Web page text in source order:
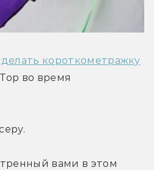
короткометражку
во время
вами в этом